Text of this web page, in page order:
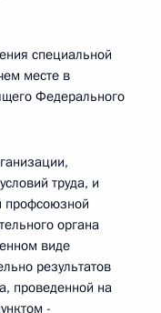
специальной
месте в
Федерального
труда, и
профсоюзной
органа
виде
результатов
проведенной на
-